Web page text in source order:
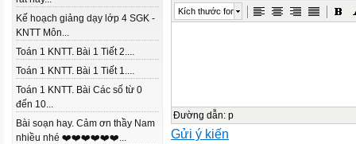
Kế hoạch giảng dạy lớp 4 SGK -
KNTT Môn...
Toán 1 KNTT. Bài 1 Tiết 2....
Toán 1 KNTT. Bài 1 Tiết 1....
Toán 1 KNTT. Bài Các số từ 0
đến 10...
Bài soạn hay. Cảm ơn thầy Nam
nhiều nhé ❤️❤️❤️❤️❤️❤️...
Kích thước font
Đường dẫn: p
Gửi ý kiến